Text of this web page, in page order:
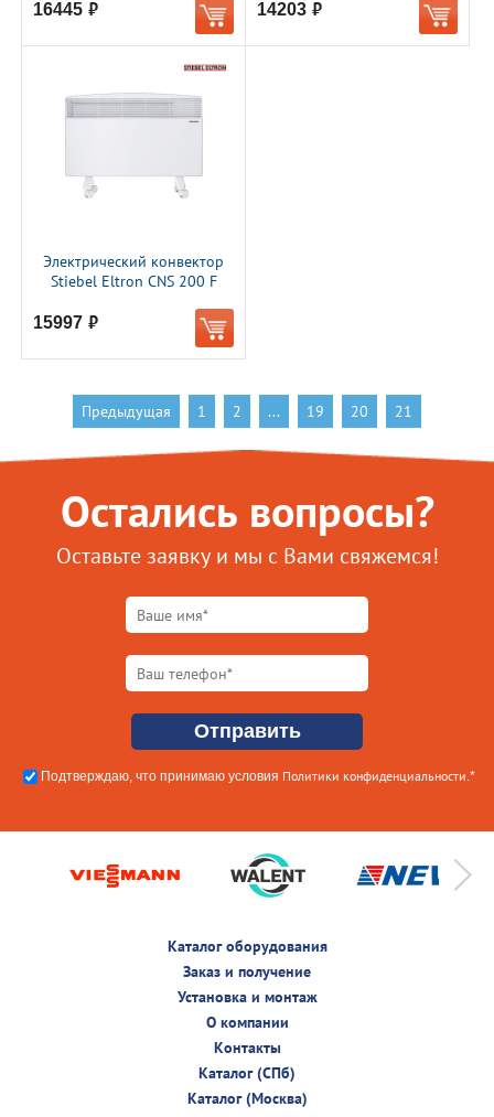
16445 руб. 14203 руб.
Электрический конвектор
Stiebel Eltron CNS 200 F
15997 руб.
Предыдущая 1 2 ... 19 20 21
Остались вопросы?
Оставьте заявку и мы с Вами свяжемся!
Подтверждаю, что принимаю условия Политики конфиденциальности .*
Каталог оборудования
Заказ и получение
Установка и монтаж
О компании
Контакты
Каталог (СПб)
Каталог (Москва)